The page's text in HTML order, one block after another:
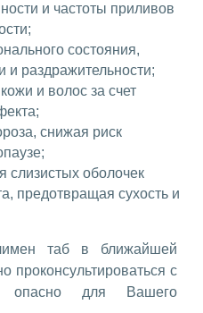
и частоты приливов
состояния,
и раздражительности;
и волос за счет
снижая риск
слизистых оболочек
предотвращая сухость и
таб в ближайшей
проконсультироваться с
опасно для Вашего